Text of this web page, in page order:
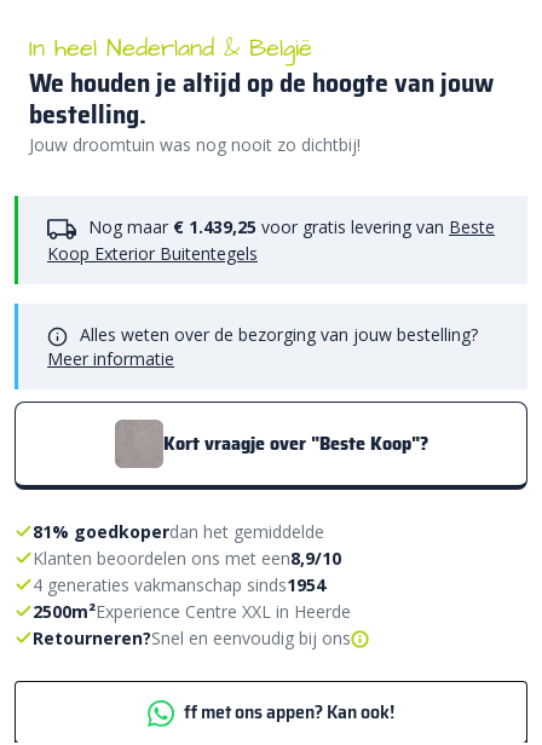
In heel Nederland & België
We houden je altijd op de hoogte van jouw
bestelling.
Jouw droomtuin was nog nooit zo dichtbij!
Nog maar € 1.439,25 voor gratis levering van Beste
Koop Exterior Buitentegels
Alles weten over de bezorging van jouw bestelling?
Meer informatie
Kort vraagje over "Beste Koop"?
81% goedkoperdan het gemiddelde
Klanten beoordelen ons met een8,9/10
4 generaties vakmanschap sinds1954
2500m²Experience Centre XXL in Heerde
Retourneren?Snel en eenvoudig bij ons
ff met ons appen? Kan ook!